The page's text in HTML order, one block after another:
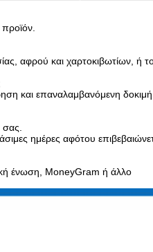
αφρού και χαρτοκιβωτίων, ή το
και επαναλαμβανόμενη
ημέρες αφότου
ένωση, MoneyGram ή άλλο